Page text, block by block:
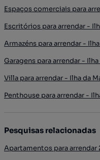
Espaços comerciais para
Escritórios para arrendar -
Armazéns para arrendar -
Garagens para arrendar -
Villa para arrendar - Ilha da
Penthouse para arrendar -
Pesquisas relacionadas
Apartamentos para